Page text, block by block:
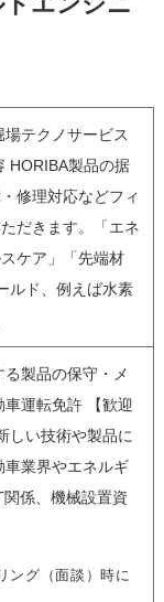
テクノサービス
HORIBA製品の据
修理対応などフィ
だきます。「エネ
ケア」「先端材
ルド、例えば水素
る製品の保守・メ
車運転免許 【歓迎
しい技術や製品に
業界やエネルギ
係、機械設置資
ング（面談）時に